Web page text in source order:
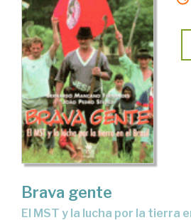
Brava gente
El MST y la lucha por la tierra